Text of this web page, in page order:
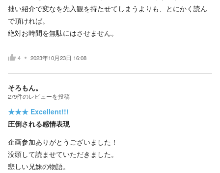
拙い紹介で変なを先入観を持たせてしまうよりも、とにかく読ん
で頂ければ。
絶対お時間を無駄にはさせません。
4 2023年10月23日 16:08
そろもん。
279件のレビューを投稿
★★★ Excellent!!!
圧倒される感情表現
企画参加ありがとうございました！
没頭して読ませていただきました。
悲しい兄妹の物語。